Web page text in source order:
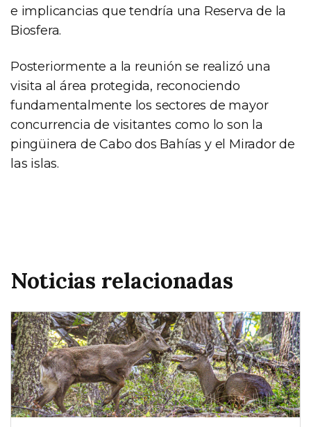
e implicancias que tendría una Reserva de la
Biosfera.
Posteriormente a la reunión se realizó una
visita al área protegida, reconociendo
fundamentalmente los sectores de mayor
concurrencia de visitantes como lo son la
pingüinera de Cabo dos Bahías y el Mirador de
las islas.
Noticias relacionadas